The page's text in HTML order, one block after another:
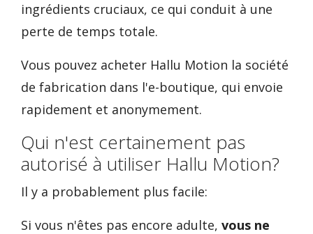
ingrédients cruciaux, ce qui conduit à une
perte de temps totale.
Vous pouvez acheter Hallu Motion la société
de fabrication dans l'e-boutique, qui envoie
rapidement et anonymement.
Qui n'est certainement pas
autorisé à utiliser Hallu Motion?
Il y a probablement plus facile:
Si vous n'êtes pas encore adulte, vous ne